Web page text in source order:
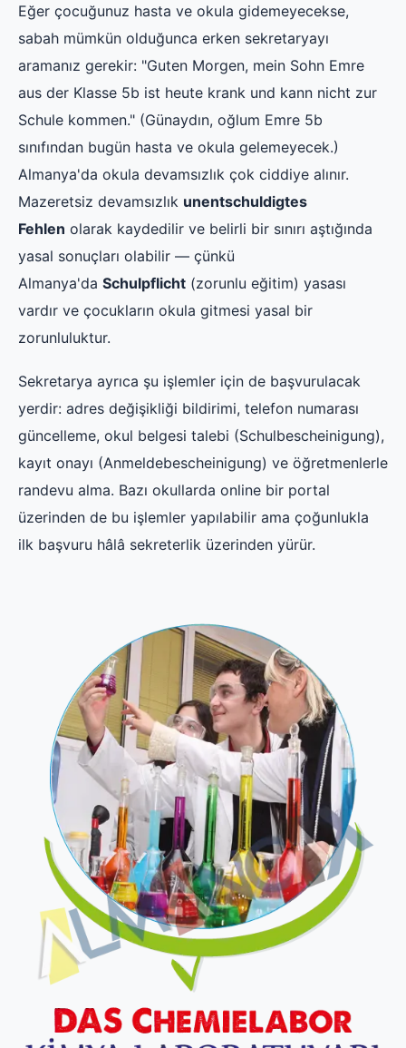
Eğer çocuğunuz hasta ve okula gidemeyecekse,
sabah mümkün olduğunca erken sekretaryayı
aramanız gerekir: "Guten Morgen, mein Sohn Emre
aus der Klasse 5b ist heute krank und kann nicht zur
Schule kommen." (Günaydın, oğlum Emre 5b
sınıfından bugün hasta ve okula gelemeyecek.)
Almanya'da okula devamsızlık çok ciddiye alınır.
Mazeretsiz devamsızlık unentschuldigtes
Fehlen olarak kaydedilir ve belirli bir sınırı aştığında
yasal sonuçları olabilir — çünkü
Almanya'da Schulpflicht (zorunlu eğitim) yasası
vardır ve çocukların okula gitmesi yasal bir
zorunluluktur.
Sekretarya ayrıca şu işlemler için de başvurulacak
yerdir: adres değişikliği bildirimi, telefon numarası
güncelleme, okul belgesi talebi (Schulbescheinigung),
kayıt onayı (Anmeldebescheinigung) ve öğretmenlerle
randevu alma. Bazı okullarda online bir portal
üzerinden de bu işlemler yapılabilir ama çoğunlukla
ilk başvuru hâlâ sekreterlik üzerinden yürür.